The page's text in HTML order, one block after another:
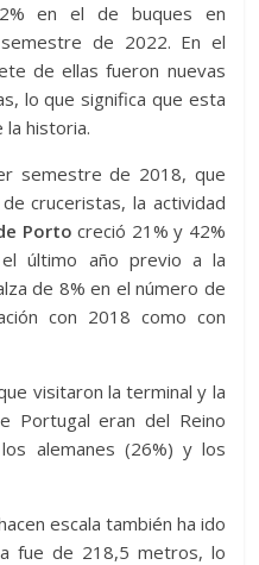
en el de buques en
de 2022. En el
de ellas fueron nuevas
lo que significa que esta
historia.
semestre de 2018, que
cruceristas, la actividad
Porto creció 21% y 42%
último año previo a la
de 8% en el número de
con 2018 como con
visitaron la terminal y la
Portugal eran del Reino
alemanes (26%) y los
escala también ha ido
fue de 218,5 metros, lo